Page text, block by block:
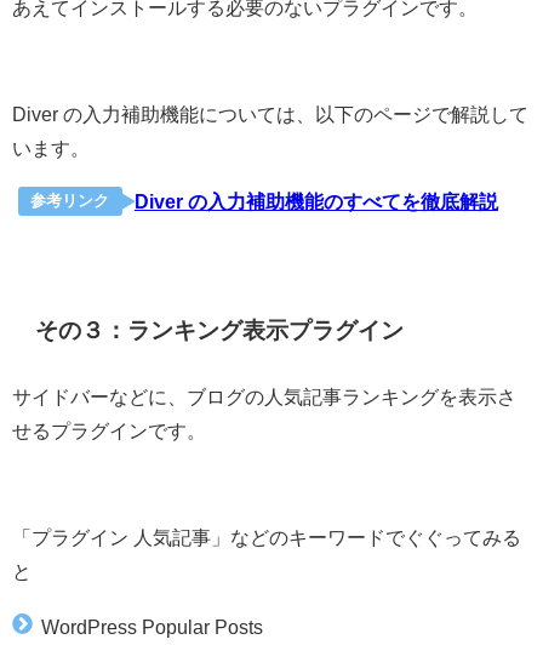
あえてインストールする必要のないプラグインです。
Diver の入力補助機能については、以下のページで解説して
います。
参考リンク Diver の入力補助機能のすべてを徹底解説
その３：ランキング表示プラグイン
サイドバーなどに、ブログの人気記事ランキングを表示さ
せるプラグインです。
「プラグイン 人気記事」などのキーワードでぐぐってみる
と
WordPress Popular Posts